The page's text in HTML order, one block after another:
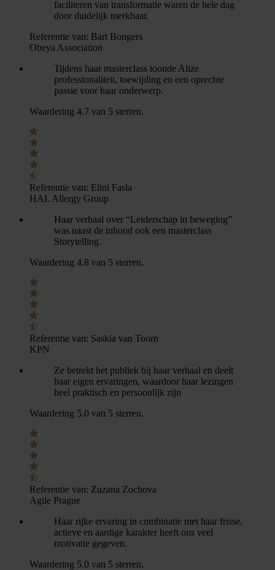
faciliteren van transformatie waren de hele dag
door duidelijk merkbaar.
Referentie van: Bart Bongers
Obeya Association
Tijdens haar masterclass toonde Alize
professionaliteit, toewijding en een oprechte
passie voor haar onderwerp.
Waardering 4.7 van 5 sterren.
Referentie van: Elini Fasla
HAL Allergy Group
Haar verhaal over “Leiderschap in beweging”
was naast de inhoud ook een masterclass
Storytelling.
Waardering 4.8 van 5 sterren.
Referentie van: Saskia van Toorn
KPN
Ze betrekt het publiek bij haar verhaal en deelt
haar eigen ervaringen, waardoor haar lezingen
heel praktisch en persoonlijk zijn
Waardering 5.0 van 5 sterren.
Referentie van: Zuzana Zochova
Agile Prague
Haar rijke ervaring in combinatie met haar frisse,
actieve en aardige karakter heeft ons veel
motivatie gegeven.
Waardering 5.0 van 5 sterren.